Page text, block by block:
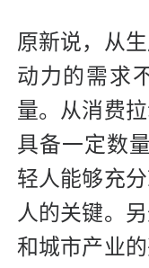
原新说，从
动力的需求
量。从消费
具备一定数
轻人能够充
人的关键。
和城市产业